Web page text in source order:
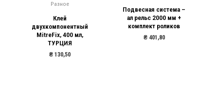
Разное
Клей
двухкомпонентный
MitreFix, 400 мл,
ТУРЦИЯ
₴130,50
Подвесная система –
ал рельс 2000 мм +
комплект роликов
₴401,80